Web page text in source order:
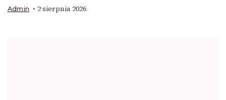
Admin 2 sierpnia 2026